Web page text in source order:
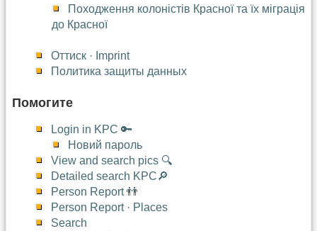
Походження колоністів Красної та їх міграція
до Красної
Оттиск · Imprint
Политика защиты данных
Помогите
Login in KPC 🔑
Новий пароль
View and search pics 🔍
Detailed search KPC🔎
Person Report 👬
Person Report · Places
Search